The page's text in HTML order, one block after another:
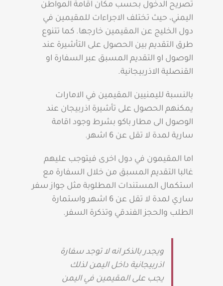
تصريح الدخول بحسب مكان اقامة المواطن
اليمني، حيث تختلف الاجراءات للمقيمين في
دول الخليج عن المقيمين خارجها. كما تتنوع
طرق التقديم بين الحصول على التأشيرة عند
الوصول او التقديم المسبق عبر السفارة او
القنصلية الاذربيجانية.
بالنسبة لليمنيين المقيمين في الامارات
يمكنهم الحصول على تأشيرة اذربيجان عند
الوصول الى مطار باكو بشرط وجود اقامة
سارية لمدة لا تقل عن 6 اشهر.
اما المقيمون في دول اخرى فيتوجب عليهم
غالبا التقديم المسبق من خلال السفارة مع
استكمال المستندات المطلوبة مثل جواز سفر
ساري لمدة لا تقل عن 6 اشهر واستمارة
الطلب والحجز الفندقي وتذكرة السفر.
ويجدر بالذكر انه لا توجد سفارة
اذربيجانية داخل اليمن لذلك
يجب على المقيمين في اليمن